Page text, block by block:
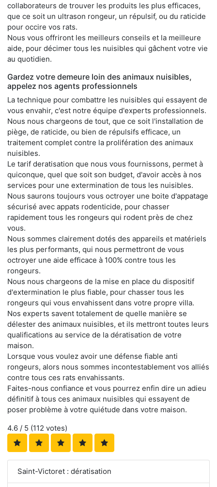
collaborateurs de trouver les produits les plus efficaces,
que ce soit un ultrason rongeur, un répulsif, ou du raticide
pour occire vos rats.
Nous vous offriront les meilleurs conseils et la meilleure
aide, pour décimer tous les nuisibles qui gâchent votre vie
au quotidien.
Gardez votre demeure loin des animaux nuisibles,
appelez nos agents professionnels
La technique pour combattre les nuisibles qui essayent de
vous envahir, c'est notre équipe d'experts professionnels.
Nous nous chargeons de tout, que ce soit l'installation de
piège, de raticide, ou bien de répulsifs efficace, un
traitement complet contre la prolifération des animaux
nuisibles.
Le tarif deratisation que nous vous fournissons, permet à
quiconque, quel que soit son budget, d'avoir accès à nos
services pour une extermination de tous les nuisibles.
Nous saurons toujours vous octroyer une boite d'appatage
sécurisé avec appats rodenticide, pour chasser
rapidement tous les rongeurs qui rodent près de chez
vous.
Nous sommes clairement dotés des appareils et matériels
les plus performants, qui nous permettront de vous
octroyer une aide efficace à 100% contre tous les
rongeurs.
Nous nous chargeons de la mise en place du dispositif
d'extermination le plus fiable, pour chasser tous les
rongeurs qui vous envahissent dans votre propre villa.
Nos experts savent totalement de quelle manière se
délester des animaux nuisibles, et ils mettront toutes leurs
qualifications au service de la dératisation de votre
maison.
Lorsque vous voulez avoir une défense fiable anti
rongeurs, alors nous sommes incontestablement vos alliés
contre tous ces rats envahissants.
Faites-nous confiance et vous pourrez enfin dire un adieu
définitif à tous ces animaux nuisibles qui essayent de
poser problème à votre quiétude dans votre maison.
4.6 / 5 (112 votes)
Saint-Victoret : dératisation